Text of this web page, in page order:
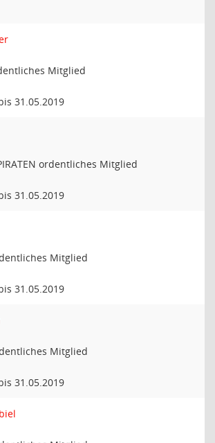
Mitglied
31.05.2019
ordentliches Mitglied
31.05.2019
Mitglied
31.05.2019
Mitglied
31.05.2019